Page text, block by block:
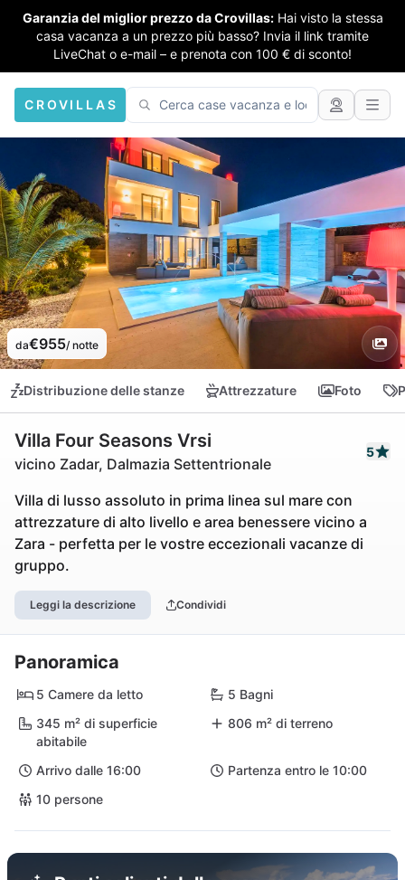
Garanzia del miglior prezzo da Crovillas: Hai visto la stessa
casa vacanza a un prezzo più basso? Invia il link tramite
LiveChat o e-mail – e prenota con 100 € di sconto!
CROVILLAS
da€955/ notte
Distribuzione delle stanze Attrezzature Foto
Villa Four Seasons Vrsi
vicino Zadar, Dalmazia Settentrionale
5
Villa di lusso assoluto in prima linea sul mare con
attrezzature di alto livello e area benessere vicino a
Zara - perfetta per le vostre eccezionali vacanze di
gruppo.
Leggi la descrizione Condividi
Panoramica
5 Camere da letto
5 Bagni
345 m² di superficie
abitabile
806 m² di terreno
Arrivo dalle 16:00
Partenza entro le 10:00
10 persone